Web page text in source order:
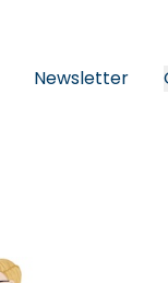
Newsletter